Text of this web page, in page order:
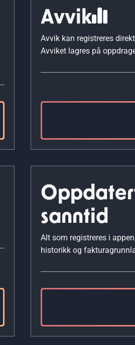
Avvik
Avvik kan registreres
Avviket lagres på
sanntid
Alt som registreres i
historikk og